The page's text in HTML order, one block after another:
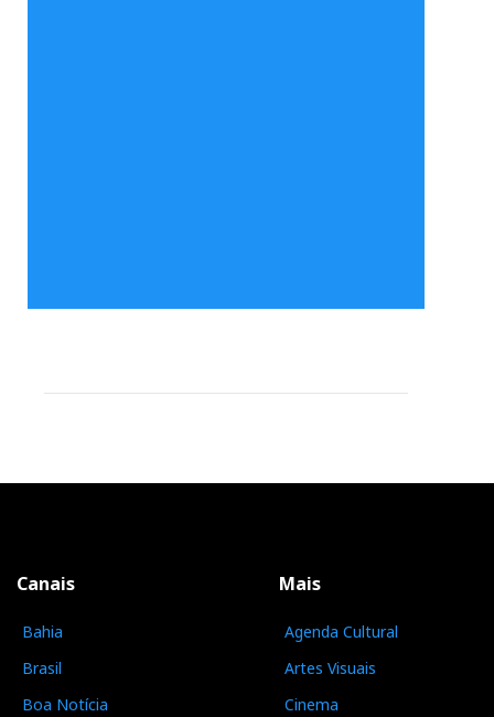
Canais
Bahia
Brasil
Boa Notícia
Mais
Agenda Cultural
Artes Visuais
Cinema